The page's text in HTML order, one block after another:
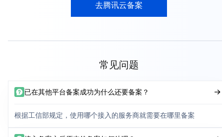
去腾讯云备案
常见问题
已在其他平台备案成功为什么还要备案？
根据工信部规定，使用哪个接入的服务商就需要在哪里备案